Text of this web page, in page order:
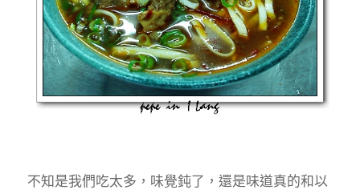
不知是我們吃太多，味覺鈍了，還是味道真的和以